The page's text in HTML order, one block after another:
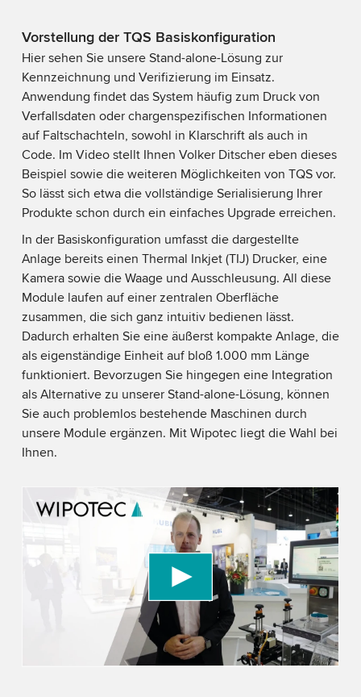
Vorstellung der TQS Basiskonfiguration
Hier sehen Sie unsere Stand-alone-Lösung zur
Kennzeichnung und Verifizierung im Einsatz.
Anwendung findet das System häufig zum Druck von
Verfallsdaten oder chargenspezifischen Informationen
auf Faltschachteln, sowohl in Klarschrift als auch in
Code. Im Video stellt Ihnen Volker Ditscher eben dieses
Beispiel sowie die weiteren Möglichkeiten von TQS vor.
So lässt sich etwa die vollständige Serialisierung Ihrer
Produkte schon durch ein einfaches Upgrade erreichen.
In der Basiskonfiguration umfasst die dargestellte
Anlage bereits einen Thermal Inkjet (TIJ) Drucker, eine
Kamera sowie die Waage und Ausschleusung. All diese
Module laufen auf einer zentralen Oberfläche
zusammen, die sich ganz intuitiv bedienen lässt.
Dadurch erhalten Sie eine äußerst kompakte Anlage, die
als eigenständige Einheit auf bloß 1.000 mm Länge
funktioniert. Bevorzugen Sie hingegen eine Integration
als Alternative zu unserer Stand-alone-Lösung, können
Sie auch problemlos bestehende Maschinen durch
unsere Module ergänzen. Mit Wipotec liegt die Wahl bei
Ihnen.
We need your consent to load the YouTube
We use a third party service to embed video
content that may collect data about your activity.
Please review the details and accept the service
to watch this video.
More information